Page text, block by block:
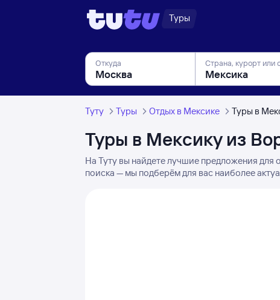
Туры
Откуда Страна, курорт или
Туту Туры Отдых в Мексике Туры в
Туры в Мексику из
На Туту вы найдете лучшие предложения
поиска — мы подберём для вас наиболее